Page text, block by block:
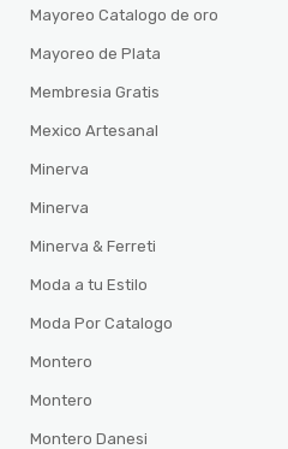
Mayoreo Catalogo de oro
Mayoreo de Plata
Membresia Gratis
Mexico Artesanal
Minerva
Minerva
Minerva & Ferreti
Moda a tu Estilo
Moda Por Catalogo
Montero
Montero
Montero Danesi